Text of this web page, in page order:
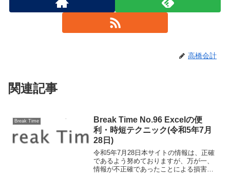
高橋会計
関連記事
Break Time
Break Time No.96 Excelの便
利・時短テクニック(令和5年7月
28日)
令和5年7月28日本サイトの情報は、正確
であるよう努めておりますが、万が一、
情報が不正確であったことによる損害に